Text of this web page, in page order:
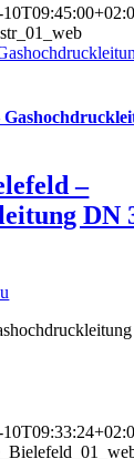
–
DN